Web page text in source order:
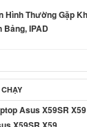
Hình Thường Gặp
Bảng, IPAD